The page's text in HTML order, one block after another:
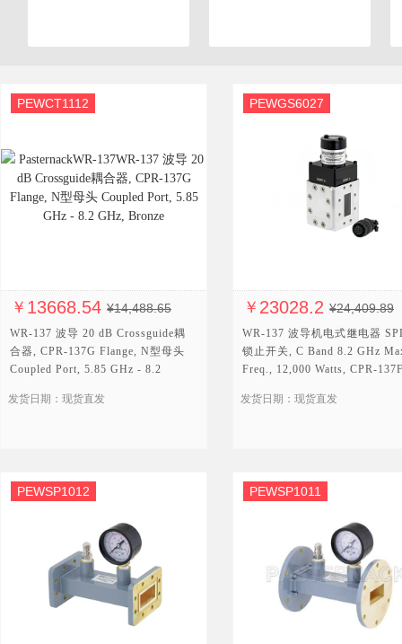
￥ 13668.54 ¥14,488.65
PEWCT1112
WR-137 波导 20 dB Crossguide耦
合器, CPR-137G Flange, N型母头
Coupled Port, 5.85 GHz - 8.2
发货日期：现货直发
￥ 23028.2 ¥24,409.89
PEWGS6027
WR-137 波导机电式继电器
锁止开关, C Band 8.2 GHz
Freq., 12,000 Watts, CPR-
发货日期：现货直发
PEWSP1012 PEWSP1011